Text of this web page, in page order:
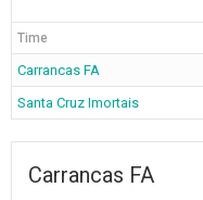
Time
Carrancas FA
Santa Cruz Imortais
Carrancas FA